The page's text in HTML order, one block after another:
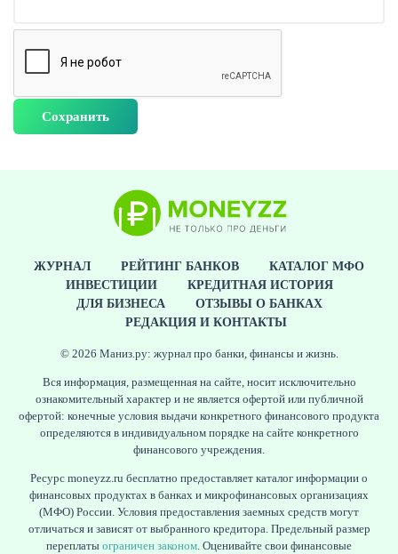
ЖУРНАЛ РЕЙТИНГ БАНКОВ
КАТАЛОГ МФО
ИНВЕСТИЦИИ
КРЕДИТНАЯ ИСТОРИЯ
ДЛЯ БИЗНЕСА
ОТЗЫВЫ О БАНКАХ
РЕДАКЦИЯ И КОНТАКТЫ
© 2026 Маниз.ру: журнал про банки, финансы и жизнь.
Вся информация, размещенная на сайте, носит исключительно
ознакомительный характер и не является офертой или публичной
офертой: конечные условия выдачи конкретного финансового продукта
определяются в индивидуальном порядке на сайте конкретного
финансового учреждения.
Ресурс moneyzz.ru бесплатно предоставляет каталог информации о
финансовых продуктах в банках и микрофинансовых организациях
(МФО) России. Условия предоставления заемных средств могут
отличаться и зависят от выбранного кредитора. Предельный размер
переплаты ограничен законом. Оценивайте свои финансовые